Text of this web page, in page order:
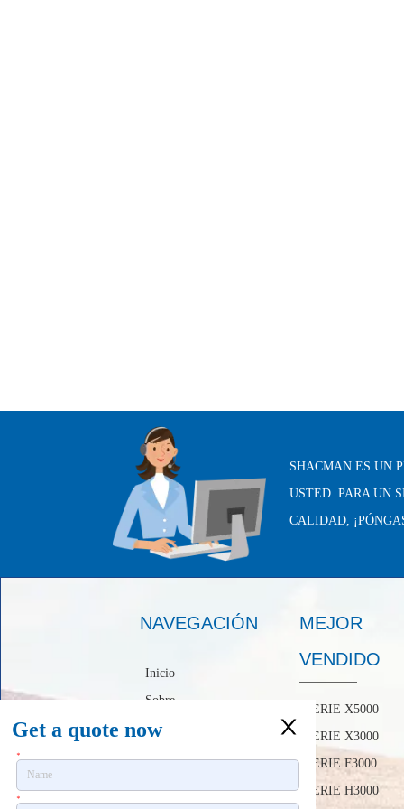
Get a quote now
*
*
SHACMAN ES UN
USTED. PARA UN
CALIDAD,
NAVEGACIÓN
Inicio
Sobre
productos
MEJOR
VENDIDO
SERIE X5000
SERIE X3000
SERIE F3000
SERIE H3000